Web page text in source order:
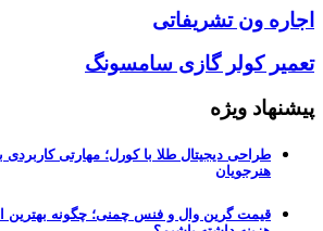
اجاره ون تشریفاتی
تعمیر کولر گازی سامسونگ
پیشنهاد ویژه
طراحی دیجیتال طلا با کورل؛ مهارتی کاربردی
هنرجویان
قیمت گرین وال و فنس چمنی؛ چگونه بهترین